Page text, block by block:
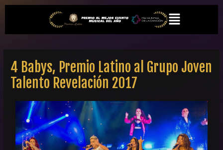
Menú
4 Babys, Premio Latino al Grupo Joven
Talento Revelación 2017
Navegación
entradas